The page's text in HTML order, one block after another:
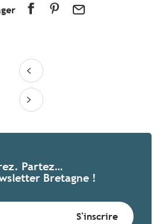
Partez…
Bretagne !